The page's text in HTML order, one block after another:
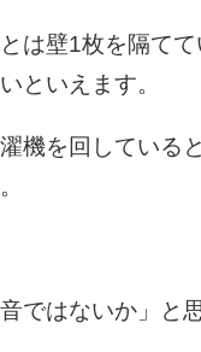
は壁1枚を隔て
といえます。
機を回している
音ではないか」と